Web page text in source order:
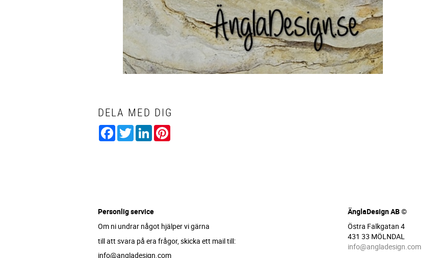
DELA MED DIG
Facebook
TwitterLinkedIn
Personlig service
Om ni undrar något hjälper vi gärna
till att svara på era frågor, skicka ett mail till:
info@angladesign.com
ÄnglaDesign AB ©
Östra Falkgatan 4
431 33 MÖLNDAL
info@angladesign.com